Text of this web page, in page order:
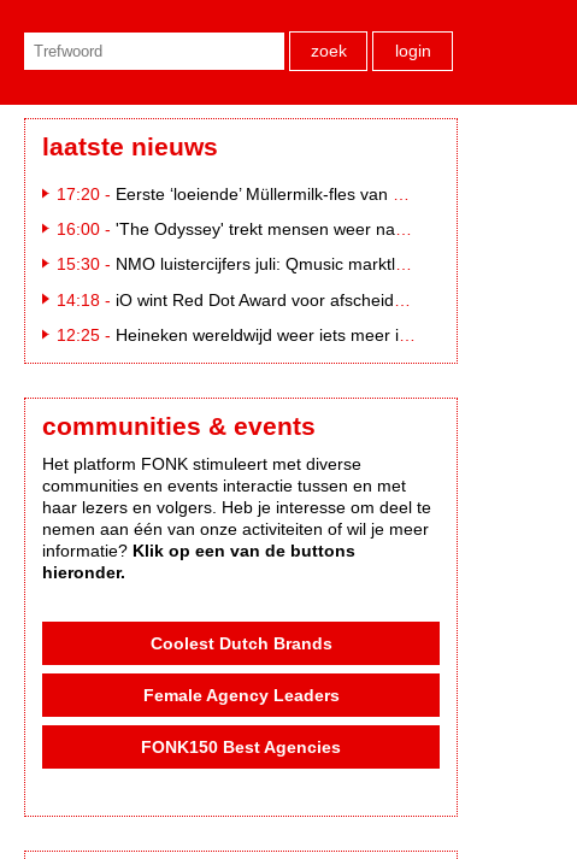
zoek login
laatste nieuws
17:20 - Eerste ‘loeiende’ Müllermilk-fles van €25.000,- gevonden
16:00 - 'The Odyssey' trekt mensen weer naar de bioscoop
15:30 - NMO luistercijfers juli: Qmusic marktleider, gevolgd door NPO2 en 538
14:18 - iO wint Red Dot Award voor afscheidscampagne Peter Houtman bij Feyenoord
12:25 - Heineken wereldwijd weer iets meer in trek
communities & events
Het platform FONK stimuleert met diverse
communities en events interactie tussen en met
haar lezers en volgers. Heb je interesse om deel te
nemen aan één van onze activiteiten of wil je meer
informatie? Klik op een van de buttons
hieronder.
Coolest Dutch Brands
Female Agency Leaders
FONK150 Best Agencies